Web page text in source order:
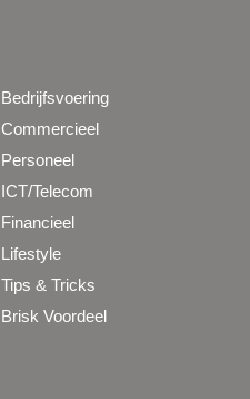
Bedrijfsvoering
Commercieel
Personeel
ICT/Telecom
Financieel
Lifestyle
Tips & Tricks
Brisk Voordeel